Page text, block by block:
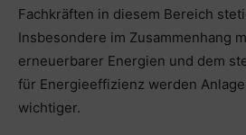
Fachkräften in diesem Bereich
Insbesondere im Zusammenhang
erneuerbarer Energien und dem
für Energieeffizienz werden
wichtiger.